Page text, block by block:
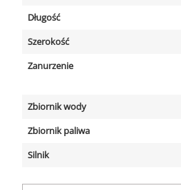
Długość
Szerokość
Zanurzenie
Zbiornik wody
Zbiornik paliwa
Silnik